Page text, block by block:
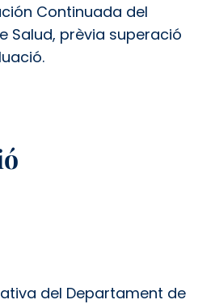
Continuada del
Salud, prèvia superació
del Departament de